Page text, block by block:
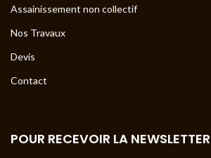
Assainissement non collectif
Nos Travaux
Devis
Contact
POUR RECEVOIR LA